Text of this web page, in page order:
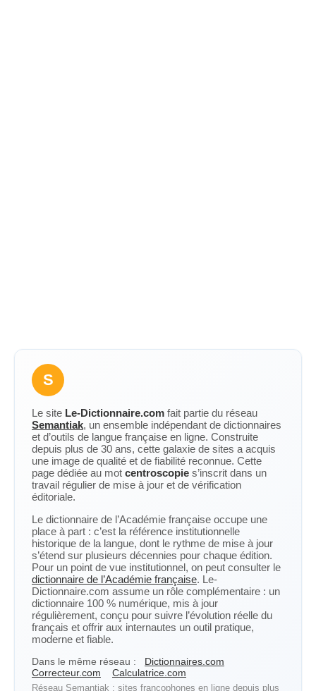
S
Le site Le-Dictionnaire.com fait partie du réseau
Semantiak, un ensemble indépendant de dictionnaires
et d’outils de langue française en ligne. Construite
depuis plus de 30 ans, cette galaxie de sites a acquis
une image de qualité et de fiabilité reconnue. Cette
page dédiée au mot centroscopie s’inscrit dans un
travail régulier de mise à jour et de vérification
éditoriale.
Le dictionnaire de l’Académie française occupe une
place à part : c’est la référence institutionnelle
historique de la langue, dont le rythme de mise à jour
s’étend sur plusieurs décennies pour chaque édition.
Pour un point de vue institutionnel, on peut consulter le
dictionnaire de l’Académie française. Le-
Dictionnaire.com assume un rôle complémentaire : un
dictionnaire 100 % numérique, mis à jour
régulièrement, conçu pour suivre l’évolution réelle du
français et offrir aux internautes un outil pratique,
moderne et fiable.
Dans le même réseau :
Dictionnaires.com
Correcteur.com
Calculatrice.com
Réseau Semantiak : sites francophones en ligne depuis plus